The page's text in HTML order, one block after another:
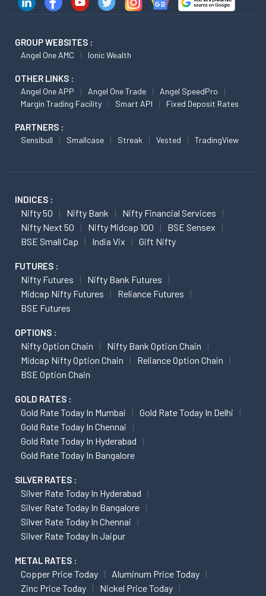
GROUP WEBSITES :
Angel One AMC Ionic Wealth
OTHER LINKS :
Angel One APP Angel One Trade
Angel SpeedPro
Margin Trading Facility
Smart API Fixed Deposit Rates
PARTNERS :
Sensibull Smallcase Streak Vested TradingView
INDICES :
Nifty 50 Nifty Bank
Nifty Financial Services
Nifty Next 50
Nifty Midcap 100
BSE Sensex
BSE Small Cap
India Vix Gift Nifty
FUTURES :
Nifty Futures
Nifty Bank Futures
Midcap Nifty Futures
Reliance Futures
BSE Futures
OPTIONS :
Nifty Option Chain
Nifty Bank Option Chain
Midcap Nifty Option Chain
Reliance Option Chain
BSE Option Chain
GOLD RATES :
Gold Rate Today In Mumbai
Gold Rate Today In Delhi
Gold Rate Today In Chennai
Gold Rate Today In Hyderabad
Gold Rate Today In Bangalore
SILVER RATES :
Silver Rate Today In Hyderabad
Silver Rate Today In Bangalore
Silver Rate Today In Chennai
Silver Rate Today In Jaipur
METAL RATES :
Copper Price Today
Aluminum Price Today
Zinc Price Today
Nickel Price Today